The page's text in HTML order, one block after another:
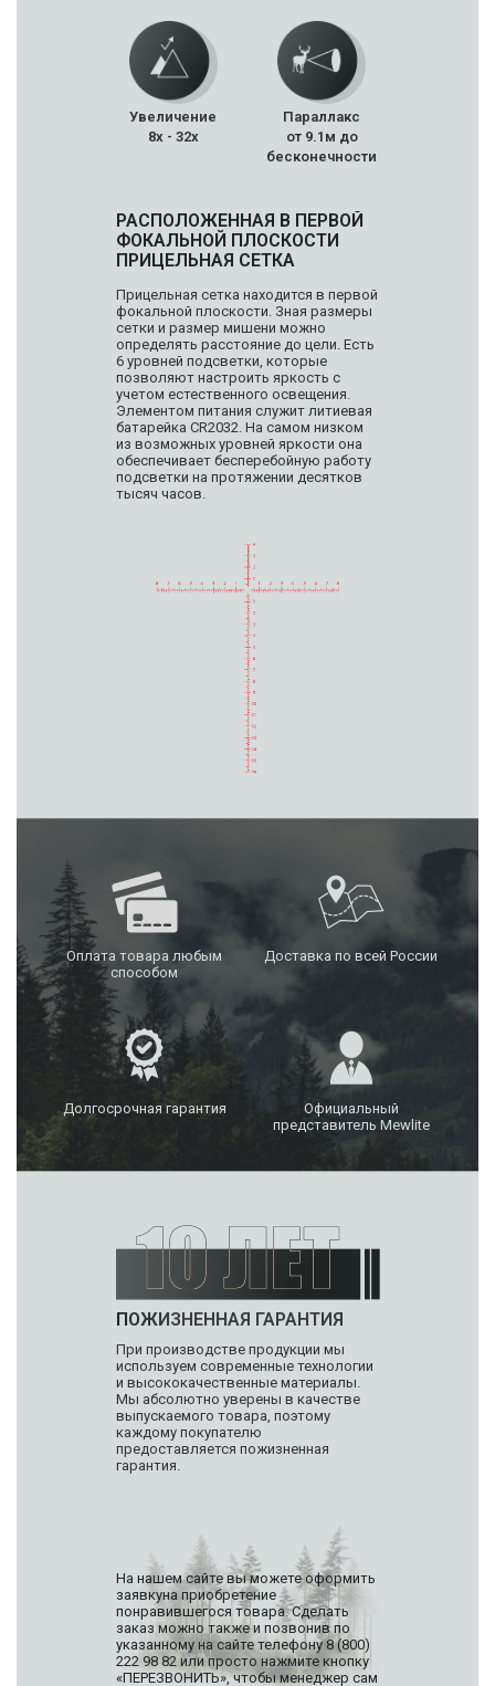
Увеличение
8x - 32x
Параллакс
от 9.1м до
бесконечности
РАСПОЛОЖЕННАЯ В ПЕРВОЙ
ФОКАЛЬНОЙ ПЛОСКОСТИ
ПРИЦЕЛЬНАЯ СЕТКА
Прицельная сетка находится в первой
фокальной плоскости. Зная размеры
сетки и размер мишени можно
определять расстояние до цели. Есть
6 уровней подсветки, которые
позволяют настроить яркость с
учетом естественного освещения.
Элементом питания служит литиевая
батарейка CR2032. На самом низком
из возможных уровней яркости она
обеспечивает бесперебойную работу
подсветки на протяжении десятков
тысяч часов.
Оплата товара любым
способом
Доставка по всей России
Долгосрочная гарантия
Официальный
представитель Mewlite
ПОЖИЗНЕННАЯ ГАРАНТИЯ
При производстве продукции мы
используем современные технологии
и высококачественные материалы.
Мы абсолютно уверены в качестве
выпускаемого товара, поэтому
каждому покупателю
предоставляется пожизненная
гарантия.
На нашем сайте вы можете оформить
заявкуна приобретение
понравившегося товара. Сделать
заказ можно также и позвонив по
указанному на сайте телефону 8 (800)
222 98 82 или просто нажмите кнопку
«ПЕРЕЗВОНИТЬ», чтобы менеджер сам